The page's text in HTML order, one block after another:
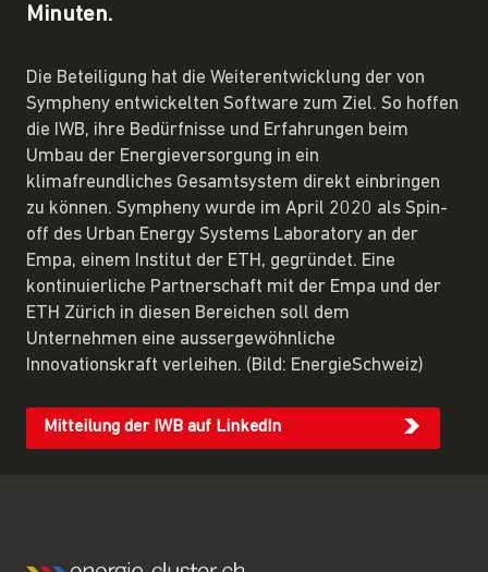
Minuten.
Die Beteiligung hat die Weiterentwicklung der von
Sympheny entwickelten Software zum Ziel. So hoffen
die IWB, ihre Bedürfnisse und Erfahrungen beim
Umbau der Energieversorgung in ein
klimafreundliches Gesamtsystem direkt einbringen
zu können. Sympheny wurde im April 2020 als Spin-
off des Urban Energy Systems Laboratory an der
Empa, einem Institut der ETH, gegründet. Eine
kontinuierliche Partnerschaft mit der Empa und der
ETH Zürich in diesen Bereichen soll dem
Unternehmen eine aussergewöhnliche
Innovationskraft verleihen. (Bild: EnergieSchweiz)
Mitteilung der IWB auf LinkedIn